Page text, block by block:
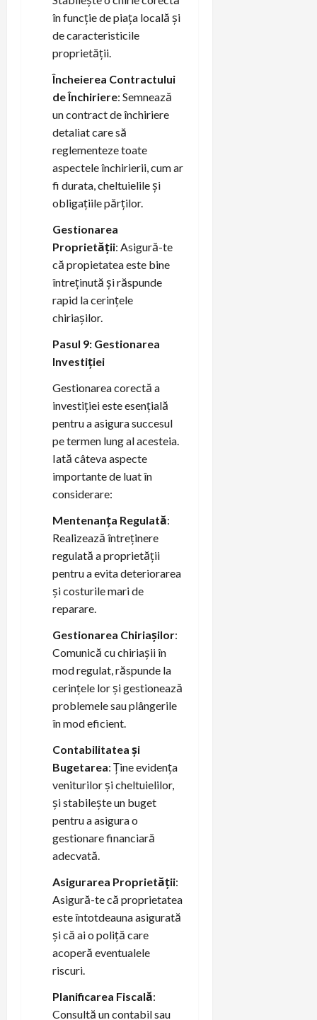
în funcție de piața locală și
de caracteristicile
proprietății.
Încheierea Contractului
de Închiriere: Semnează
un contract de închiriere
detaliat care să
reglementeze toate
aspectele închirierii, cum ar
fi durata, cheltuielile și
obligațiile părților.
Gestionarea
Proprietății: Asigură-te
că propietatea este bine
întreținută și răspunde
rapid la cerințele
chiriașilor.
Pasul 9: Gestionarea
Investiției
Gestionarea corectă a
investiției este esențială
pentru a asigura succesul
pe termen lung al acesteia.
Iată câteva aspecte
importante de luat în
considerare:
Mentenanța Regulată:
Realizează întreținere
regulată a proprietății
pentru a evita deteriorarea
și costurile mari de
reparare.
Gestionarea Chiriașilor:
Comunică cu chiriașii în
mod regulat, răspunde la
cerințele lor și gestionează
problemele sau plângerile
în mod eficient.
Contabilitatea și
Bugetarea: Ține evidența
veniturilor și cheltuielilor,
și stabilește un buget
pentru a asigura o
gestionare financiară
adecvată.
Asigurarea Proprietății:
Asigură-te că proprietatea
este întotdeauna asigurată
și că ai o poliță care
acoperă eventualele
riscuri.
Planificarea Fiscală:
Consultă un contabil sau